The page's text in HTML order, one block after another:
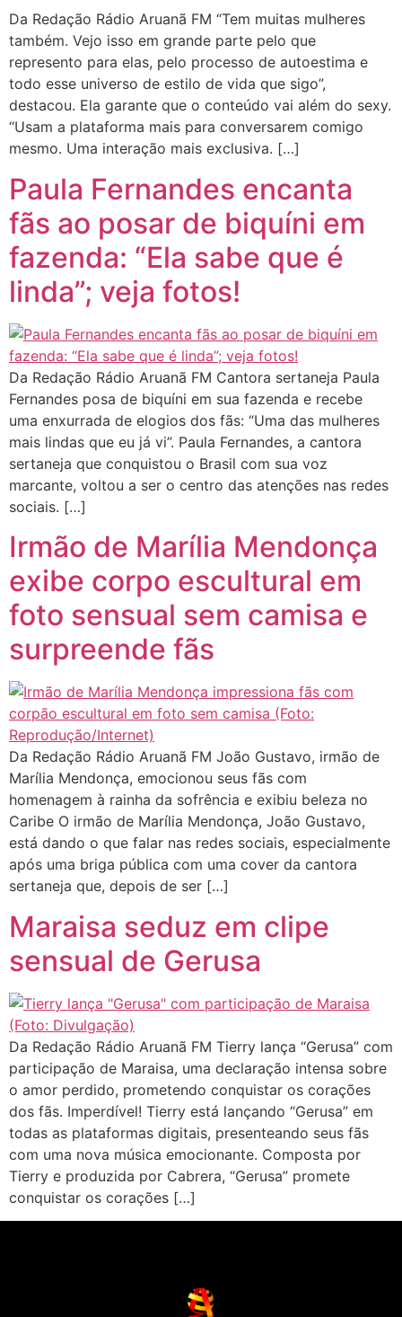
Da Redação Rádio Aruanã FM “Tem muitas mulheres
também. Vejo isso em grande parte pelo que
represento para elas, pelo processo de autoestima e
todo esse universo de estilo de vida que sigo”,
destacou. Ela garante que o conteúdo vai além do sexy.
“Usam a plataforma mais para conversarem comigo
mesmo. Uma interação mais exclusiva. […]
Paula Fernandes encanta
fãs ao posar de biquíni em
fazenda: “Ela sabe que é
linda”; veja fotos!
Da Redação Rádio Aruanã FM Cantora sertaneja Paula
Fernandes posa de biquíni em sua fazenda e recebe
uma enxurrada de elogios dos fãs: “Uma das mulheres
mais lindas que eu já vi”. Paula Fernandes, a cantora
sertaneja que conquistou o Brasil com sua voz
marcante, voltou a ser o centro das atenções nas redes
sociais. […]
Irmão de Marília Mendonça
exibe corpo escultural em
foto sensual sem camisa e
surpreende fãs
Da Redação Rádio Aruanã FM João Gustavo, irmão de
Marília Mendonça, emocionou seus fãs com
homenagem à rainha da sofrência e exibiu beleza no
Caribe O irmão de Marília Mendonça, João Gustavo,
está dando o que falar nas redes sociais, especialmente
após uma briga pública com uma cover da cantora
sertaneja que, depois de ser […]
Maraisa seduz em clipe
sensual de Gerusa
Da Redação Rádio Aruanã FM Tierry lança “Gerusa” com
participação de Maraisa, uma declaração intensa sobre
o amor perdido, prometendo conquistar os corações
dos fãs. Imperdível! Tierry está lançando “Gerusa” em
todas as plataformas digitais, presenteando seus fãs
com uma nova música emocionante. Composta por
Tierry e produzida por Cabrera, “Gerusa” promete
conquistar os corações […]